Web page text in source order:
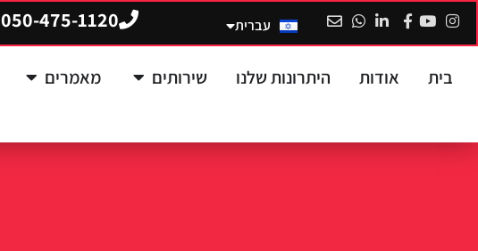
עברית
Русский
050-475-1120
בית אודות היתרונות שלנו שירותים מאמרים